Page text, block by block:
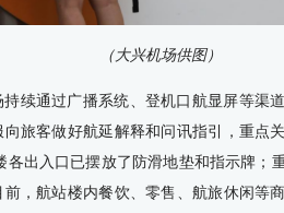
（大兴机场供图）
续通过广播系统、登机口航显屏等渠
旅客做好航延解释和问讯指引，重点
各出入口已摆放了防滑地垫和指示牌；
，航站楼内餐饮、零售、航旅休闲等